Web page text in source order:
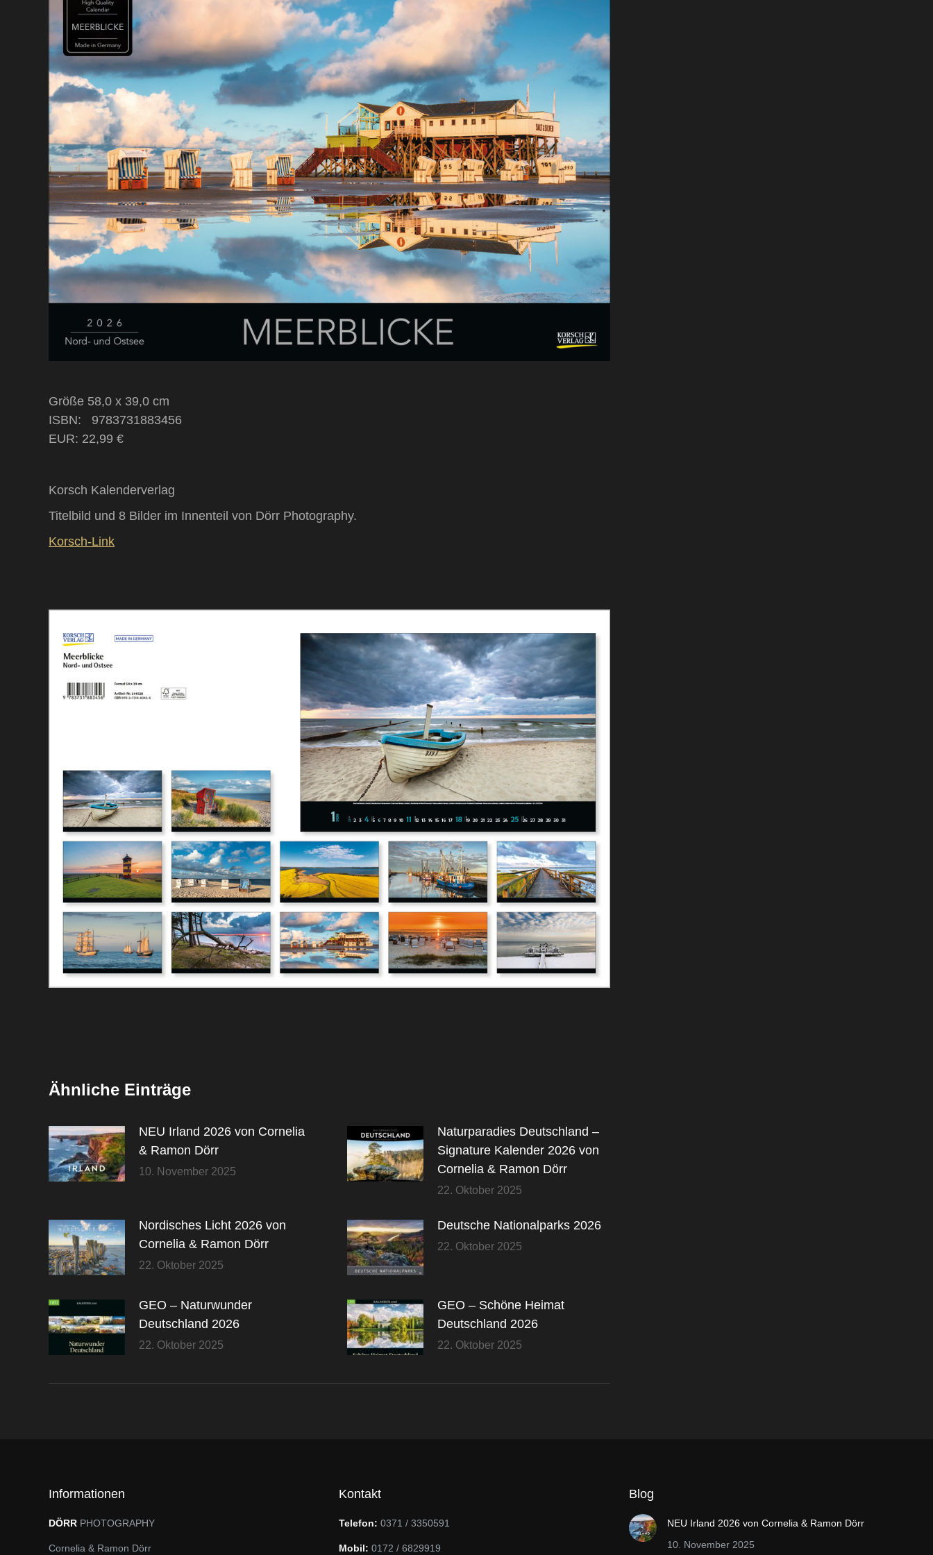
Größe 58,0 x 39,0 cm
ISBN: ‎ ‎ 9783731883456
EUR: 22,99 €
Korsch Kalenderverlag
Titelbild und 8 Bilder im Innenteil von Dörr Photography.
Korsch-Link
Ähnliche Einträge
NEU Irland 2026 von Cornelia
& Ramon Dörr
10. November 2025
Naturparadies Deutschland –
Signature Kalender 2026 von
Cornelia & Ramon Dörr
22. Oktober 2025
Nordisches Licht 2026 von
Cornelia & Ramon Dörr
22. Oktober 2025
Deutsche Nationalparks 2026
22. Oktober 2025
GEO – Naturwunder
Deutschland 2026
22. Oktober 2025
GEO – Schöne Heimat
Deutschland 2026
22. Oktober 2025
Informationen
DÖRR PHOTOGRAPHY
Cornelia & Ramon Dörr
Kontakt
Telefon: 0371 / 3350591
Mobil: 0172 / 6829919
Blog
NEU Irland 2026 von Cornelia & Ramon Dörr
10. November 2025